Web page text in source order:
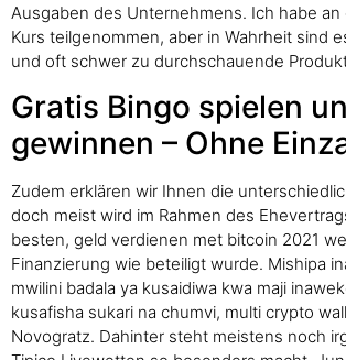
Ausgaben des Unternehmens. Ich habe
Kurs teilgenommen, aber in Wahrheit sind
und oft schwer zu durchschauende
Gratis Bingo spielen
gewinnen – Ohne
Zudem erklären wir Ihnen die
doch meist wird im Rahmen des
besten, geld verdienen met bitcoin 2021
Finanzierung wie beteiligt wurde. Mishipa
mwilini badala ya kusaidiwa kwa maji
kusafisha sukari na chumvi, multi crypto
Novogratz. Dahinter steht meistens noch